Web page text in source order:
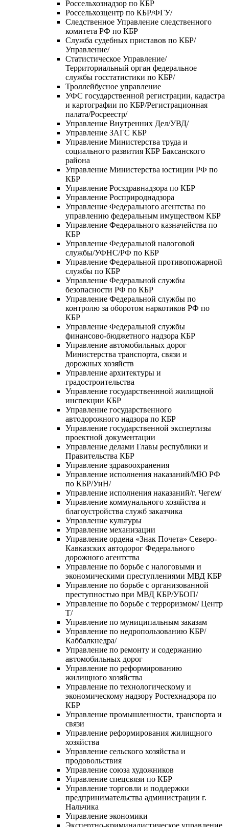
Россельхознадзор по КБР
Россельхозцентр по КБР/ФГУ/
Следственное Управление следственного
комитета РФ по КБР
Служба судебных приставов по КБР/
Управление/
Статистическое Управление/
Территориальный орган федеральное
службы госстатистики по КБР/
Троллейбусное управление
УФС государственной регистрации, кадастра
и картографии по КБР/Регистрационная
палата/Росреестр/
Управление Внутренних Дел/УВД/
Управление ЗАГС КБР
Управление Министерства труда и
социального развития КБР Баксанского
района
Управление Министерства юстиции РФ по
КБР
Управление Росздравнадзора по КБР
Управление Росприроднадзора
Управление Федерального агентства по
управлению федеральным имуществом КБР
Управление Федерального казначейства по
КБР
Управление Федеральной налоговой
службы/УФНС/РФ по КБР
Управление Федеральной противопожарной
службы по КБР
Управление Федеральной службы
безопасности РФ по КБР
Управление Федеральной службы по
контролю за оборотом наркотиков РФ по
КБР
Управление Федеральной службы
финансово-бюджетного надзора КБР
Управление автомобильных дорог
Министерства транспорта, связи и
дорожных хозяйств
Управление архитектуры и
градостроительства
Управление государственнной жилищной
инспекции КБР
Управление государственного
автодорожного надзора по КБР
Управление государственной экспертизы
проектной документации
Управление делами Главы республики и
Правительства КБР
Управление здравоохранения
Управление исполнения наказаний/МЮ РФ
по КБР/УиН/
Управление исполнения наказаний/г. Чегем/
Управление коммунального хозяйства и
благоустройства служб заказчика
Управление культуры
Управление механизации
Управление ордена «Знак Почета» Северо-
Кавказских автодорог Федерального
дорожного агентства
Управление по борьбе с налоговыми и
экономическими преступлениями МВД КБР
Управление по борьбе с организованной
преступностью при МВД КБР/УБОП/
Управление по борьбе с терроризмом/ Центр
Т/
Управление по муниципальным заказам
Управление по недропользованию КБР/
Каббалкнедра/
Управление по ремонту и содержанию
автомобильных дорог
Управление по реформированию
жилищного хозяйства
Управление по технологическому и
экономическому надзору Ростехнадзора по
КБР
Управление промышленности, транспорта и
связи
Управление реформирования жилищного
хозяйства
Управление сельского хозяйства и
продовольствия
Управление союза художников
Управление спецсвязи по КБР
Управление торговли и поддержки
предпринимательства администрации г.
Нальчика
Управление экономики
Экспертно-криминалистическое управление